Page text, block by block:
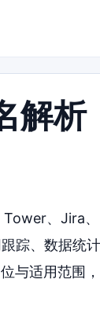
解析
、Jira
踪、数据统
与适用范围